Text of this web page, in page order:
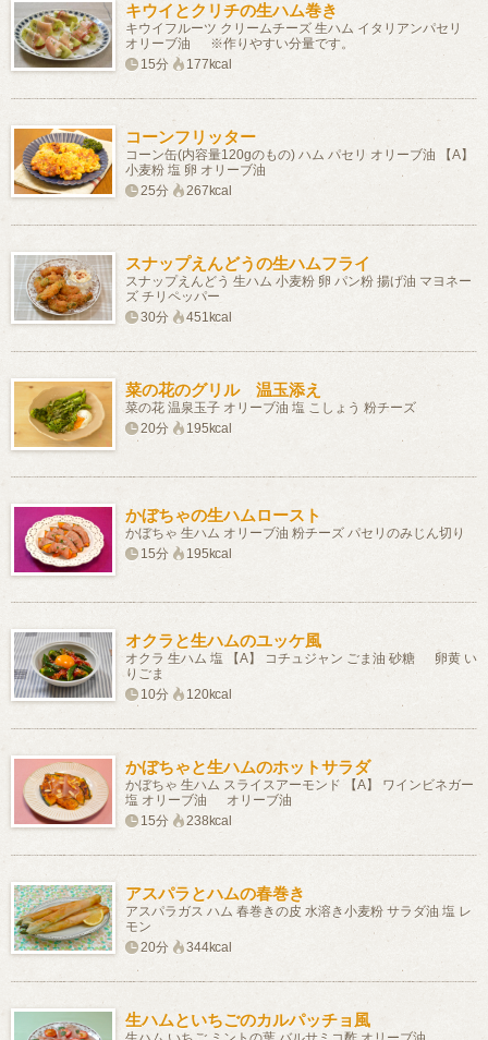
キウイとクリチの生ハム巻き
キウイフルーツ クリームチーズ 生ハム イタリアンパセリ
オリーブ油 ※作りやすい分量です。
15分
177kcal
コーンフリッター
コーン缶(内容量120gのもの) ハム パセリ オリーブ油 【A】
小麦粉 塩 卵 オリーブ油
25分
267kcal
スナップえんどうの生ハムフライ
スナップえんどう 生ハム 小麦粉 卵 パン粉 揚げ油 マヨネー
ズ チリペッパー
30分
451kcal
菜の花のグリル 温玉添え
菜の花 温泉玉子 オリーブ油 塩 こしょう 粉チーズ
20分
195kcal
かぼちゃの生ハムロースト
かぼちゃ 生ハム オリーブ油 粉チーズ パセリのみじん切り
15分
195kcal
オクラと生ハムのユッケ風
オクラ 生ハム 塩 【A】 コチュジャン ごま油 砂糖 卵黄 い
りごま
10分
120kcal
かぼちゃと生ハムのホットサラダ
かぼちゃ 生ハム スライスアーモンド 【A】 ワインビネガー
塩 オリーブ油 オリーブ油
15分
238kcal
アスパラとハムの春巻き
アスパラガス ハム 春巻きの皮 水溶き小麦粉 サラダ油 塩 レ
モン
20分
344kcal
生ハムといちごのカルパッチョ風